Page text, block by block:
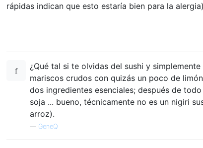
rápidas indican que esto estaría bien para la
¿Qué tal si te olvidas del sushi y
mariscos crudos con quizás un poco de
dos ingredientes esenciales; después de
soja ... bueno, técnicamente no es un nigiri
arroz).
— GeneQ